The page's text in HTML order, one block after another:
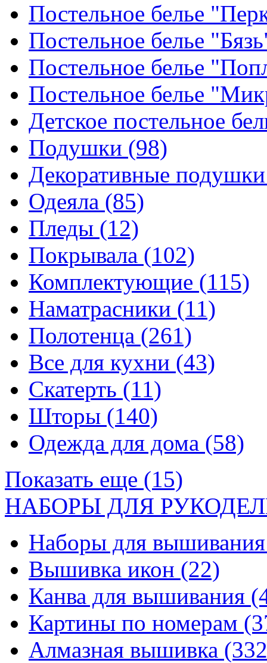
Постельное белье
Постельное белье
Постельное белье
Постельное белье
Детское постельное
Подушки (98)
Декоративные
Одеяла (85)
Пледы (12)
Покрывала (102)
Комплектующие (115)
Наматрасники (11)
Полотенца (261)
Все для кухни (43)
Скатерть (11)
Шторы (140)
Одежда для дома (58)
Показать еще (15)
НАБОРЫ ДЛЯ
Наборы для
Вышивка икон (22)
Канва для вышивания
Картины по номерам
Алмазная вышивка